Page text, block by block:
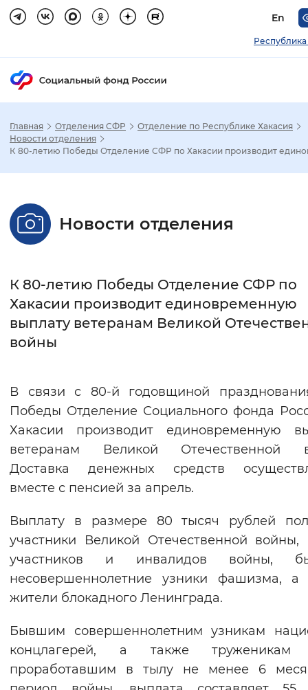
En
Республика
Настройка режима отображения
Стандартный Увеличенный
Цвет сайта
Синий фон
Изображения
Включены Выключены
Воспроизвести Остановить
Вернуть стандартные настройки
Главная Отделения СФР
Отделение по Республике Хакасия
Новости отделения
К 80-летию Победы Отделение СФР по Хакасии производит
Новости отделения
К 80-летию Победы Отделение СФР по
Хакасии производит единовременную
выплату ветеранам Великой
войны
В связи с 80-й годовщиной
Победы Отделение Социального фонда
Хакасии производит единовременную
ветеранам Великой Отечественной
Доставка денежных средств
вместе с пенсией за апрель.
Выплату в размере 80 тысяч рублей
участники Великой Отечественной войны,
участников и инвалидов войны,
несовершеннолетние узники фашизма, а
жители блокадного Ленинграда.
Бывшим совершеннолетним узникам
концлагерей, а также труженикам
проработавшим в тылу не менее 6